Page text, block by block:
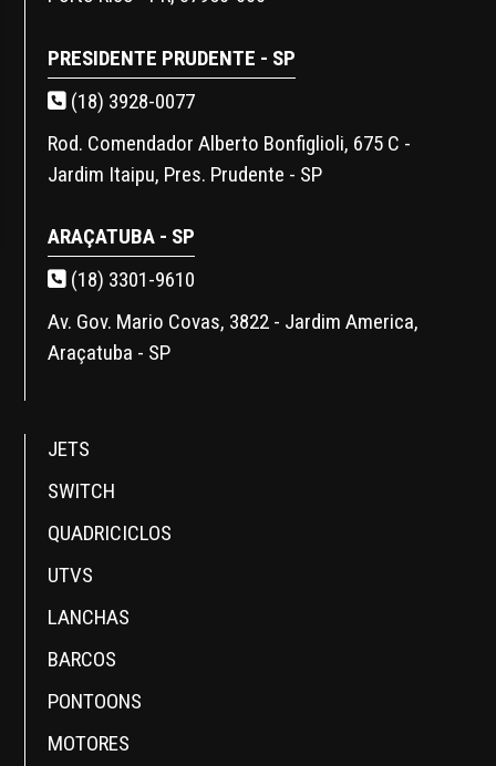
PRESIDENTE PRUDENTE - SP
(18) 3928-0077
Rod. Comendador Alberto Bonfiglioli, 675 C -
Jardim Itaipu, Pres. Prudente - SP
ARAÇATUBA - SP
(18) 3301-9610
Av. Gov. Mario Covas, 3822 - Jardim America,
Araçatuba - SP
JETS
SWITCH
QUADRICICLOS
UTVS
LANCHAS
BARCOS
PONTOONS
MOTORES